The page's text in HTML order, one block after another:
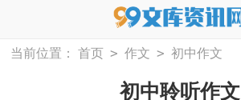
当前位置： 首页 > 作文 > 初中作文
初中聆听作文